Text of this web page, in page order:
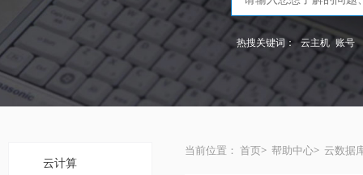
热搜关键词： 云主机 账号
云计算
当前位置： 首页> 帮助中心> 云数据